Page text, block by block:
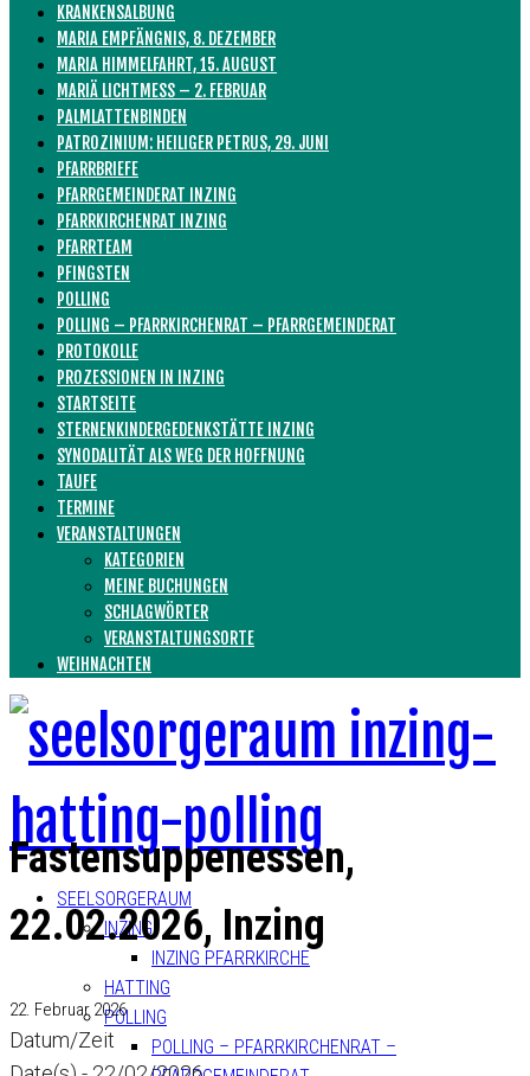
KRANKENSALBUNG
MARIA EMPFÄNGNIS, 8. DEZEMBER
MARIA HIMMELFAHRT, 15. AUGUST
MARIÄ LICHTMESS – 2. FEBRUAR
PALMLATTENBINDEN
PATROZINIUM: HEILIGER PETRUS, 29. JUNI
PFARRBRIEFE
PFARRGEMEINDERAT INZING
PFARRKIRCHENRAT INZING
PFARRTEAM
PFINGSTEN
POLLING
POLLING – PFARRKIRCHENRAT – PFARRGEMEINDERAT
PROTOKOLLE
PROZESSIONEN IN INZING
STARTSEITE
STERNENKINDERGEDENKSTÄTTE INZING
SYNODALITÄT ALS WEG DER HOFFNUNG
TAUFE
TERMINE
VERANSTALTUNGEN
KATEGORIEN
MEINE BUCHUNGEN
SCHLAGWÖRTER
VERANSTALTUNGSORTE
WEIHNACHTEN
SEELSORGERAUM
INZING
INZING PFARRKIRCHE
HATTING
POLLING
POLLING – PFARRKIRCHENRAT –
Fastensuppenessen,
22.02.2026, Inzing
22. Februar 2026
Datum/Zeit